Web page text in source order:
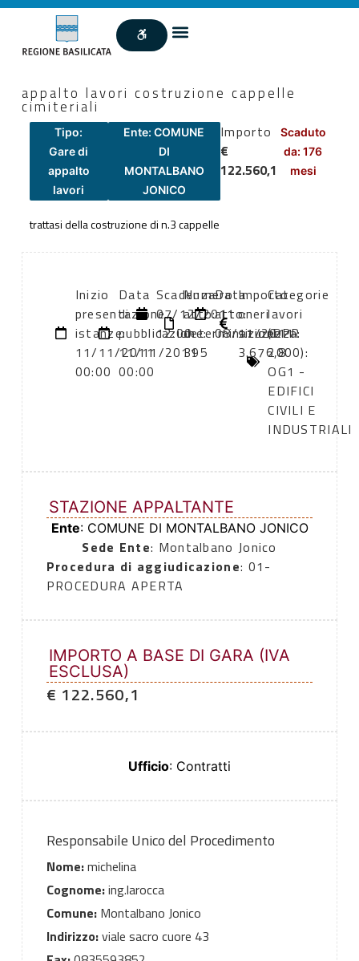
appalto lavori costruzione cappelle
cimiteriali
Tipo:
Gare di
appalto
lavori
Ente: COMUNE
DI
MONTALBANO
JONICO
Importo
€
122.560,1
Scaduto
da: 176
mesi
trattasi della costruzione di n.3 cappelle
Inizio
presentazione
istanze:
11/11/2011
00:00
Data
di
pubblicazione:
11/11/2011
00:00
Scadenza:
07/12/2011
12:00
Numero
atto:
determinazione
395
Data
atto:
08/11/2011
Importo
oneri
sicurezza:
3.676,8
Categorie
lavori
(DPR
2000):
OG1 -
EDIFICI
CIVILI E
INDUSTRIALI
STAZIONE APPALTANTE
Ente: COMUNE DI MONTALBANO JONICO
Sede Ente: Montalbano Jonico
Procedura di aggiudicazione: 01-
PROCEDURA APERTA
IMPORTO A BASE DI GARA (IVA
ESCLUSA)
€ 122.560,1
Ufficio: Contratti
Responsabile Unico del Procedimento
Nome:michelina
Cognome:ing.larocca
Comune:Montalbano Jonico
Indirizzo:viale sacro cuore 43